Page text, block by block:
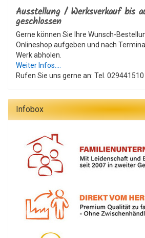
Ausstellung / Werksverkauf bis
geschlossen
Gerne können Sie Ihre Wunsch-
Onlineshop aufgeben und nach
Werk abholen.
Weiter Infos....
Rufen Sie uns gerne an: Tel. 029441510
Infobox